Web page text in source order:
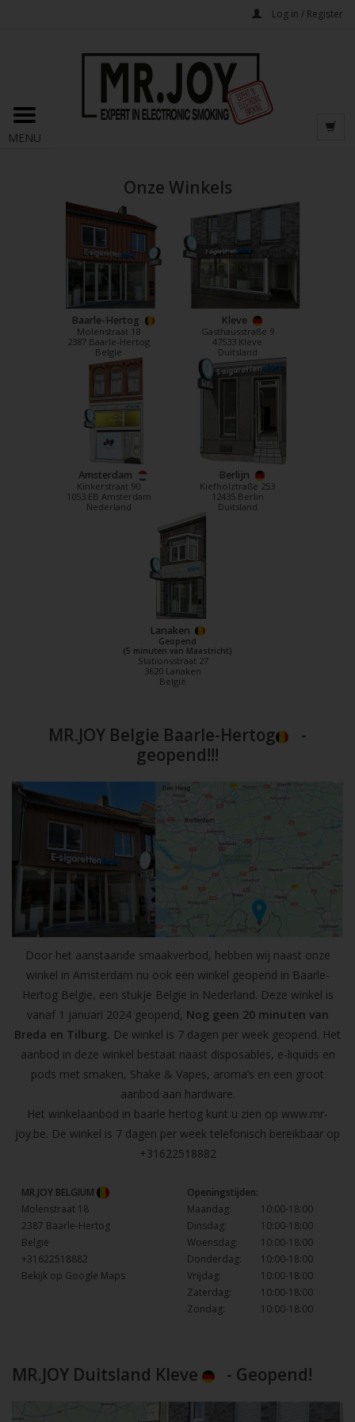
Log in / Register
MENU
Onze Winkels
Baarle-Hertog
Molenstraat 18
2387 Baarle-Hertog
België
Kleve
Gasthausstraße 9
47533 Kleve
Duitsland
Amsterdam
Kinkerstraat 90
1053 EB Amsterdam
Nederland
Berlijn
Kiefholztraße 253
12435 Berlin
Duitsland
Lanaken
Geopend
(5 minuten van Maastricht)
Stationsstraat 27
3620 Lanaken
België
MR.JOY Belgie Baarle-Hertog
-
geopend!!!
Door het aanstaande smaakverbod, hebben wij naast onze
winkel in Amsterdam nu ook een winkel geopend in Baarle-
Hertog Belgie, een stukje Belgie in Nederland. Deze winkel is
vanaf 1 januari 2024 geopend, Nog geen 20 minuten van
Breda en Tilburg. De winkel is 7 dagen per week geopend. Het
aanbod in deze winkel bestaat naast disposables, e-liquids en
pods met smaken, Shake & Vapes, aroma’s en een groot
aanbod aan hardware.
Het winkelaanbod in baarle hertog kunt u zien op www.mr-
joy.be. De winkel is 7 dagen per week telefonisch bereikbaar op
+31622518882
MR.JOY BELGIUM
Molenstraat 18
2387 Baarle-Hertog
België
+31622518882
Bekijk op Google Maps
Openingstijden:
Maandag:
10:00-18:00
Dinsdag:
10:00-18:00
Woensdag:
10:00-18:00
Donderdag:
10:00-18:00
Vrijdag:
10:00-18:00
Zaterdag:
10:00-18:00
Zondag:
10:00-18:00
MR.JOY Duitsland Kleve - Geopend!